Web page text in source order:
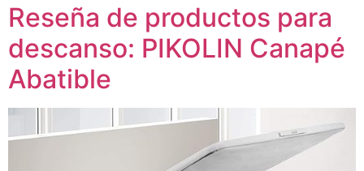
Reseña de productos para
descanso: PIKOLIN Canapé
Abatible